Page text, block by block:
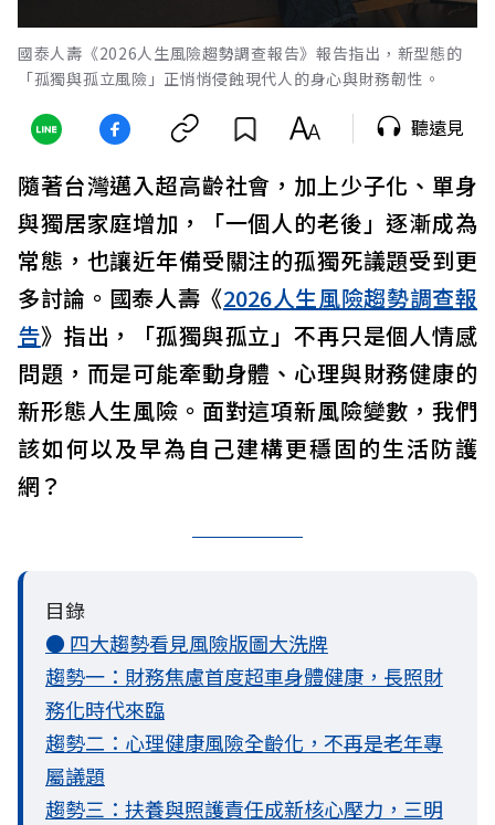
國泰人壽《2026人生風險趨勢調查報告》報告指出，新型態的
「孤獨與孤立風險」正悄悄侵蝕現代人的身心與財務韌性。
聽遠見
隨著台灣邁入超高齡社會，加上少子化、單身
與獨居家庭增加，「一個人的老後」逐漸成為
常態，也讓近年備受關注的孤獨死議題受到更
多討論。國泰人壽《2026人生風險趨勢調查報
告》指出，「孤獨與孤立」不再只是個人情感
問題，而是可能牽動身體、心理與財務健康的
新形態人生風險。面對這項新風險變數，我們
該如何以及早為自己建構更穩固的生活防護
網？
目錄
● 四大趨勢看見風險版圖大洗牌
趨勢一：財務焦慮首度超車身體健康，長照財
務化時代來臨
趨勢二：心理健康風險全齡化，不再是老年專
屬議題
趨勢三：扶養與照護責任成新核心壓力，三明